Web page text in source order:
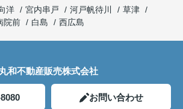
洋 宮内串戸 河戸帆待川
草津
院前 白島 西広島
丸和不動産販売株式会社
お問い合わせ